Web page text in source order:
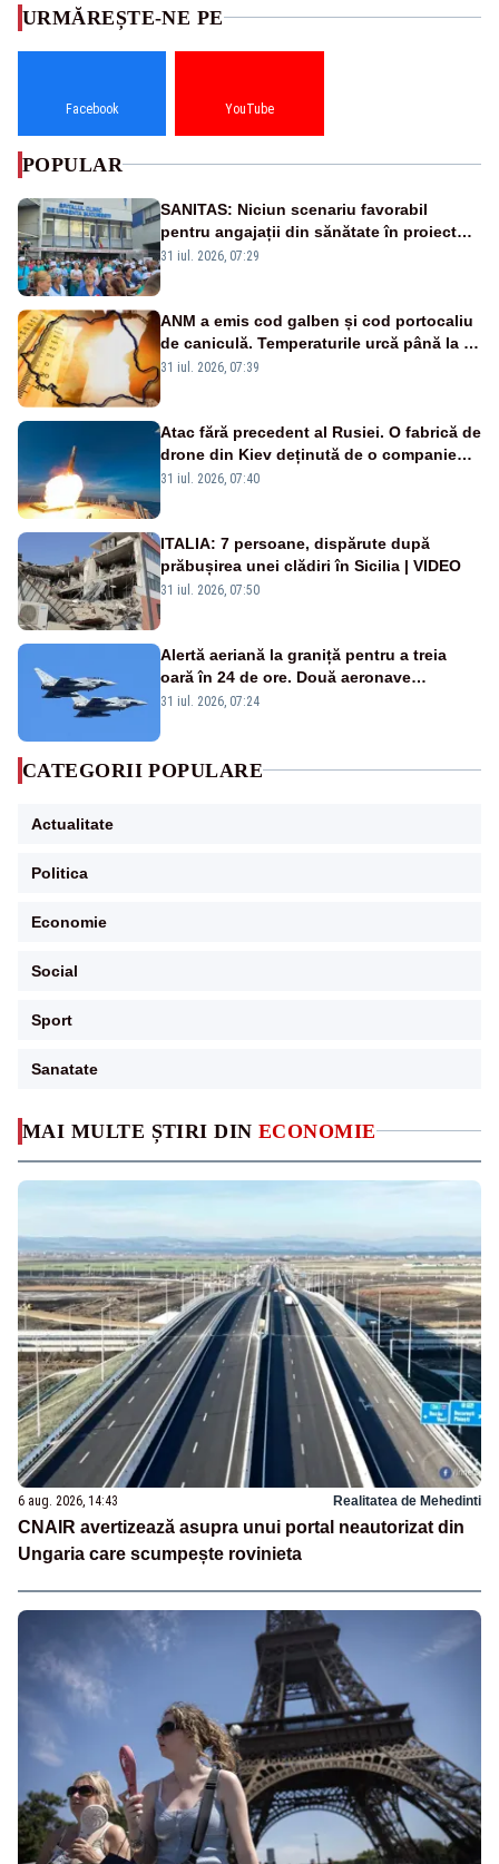
MAI MULTE ȘTIRI DIN ECONOMIE
6 aug. 2026, 14:43 Realitatea de Mehedinti
CNAIR avertizează asupra unui portal neautorizat din
Ungaria care scumpește rovinieta
URMĂREȘTE-NE PE
Facebook YouTube
POPULAR
SANITAS: Niciun scenariu favorabil
pentru angajații din sănătate în proiectul
Legii salarizării
31 iul. 2026, 07:29
ANM a emis cod galben și cod portocaliu
de caniculă. Temperaturile urcă până la 38
de grade, iar nopțile devin tropicale
31 iul. 2026, 07:39
Atac fără precedent al Rusiei. O fabrică de
drone din Kiev deținută de o companie
americană, distrusă de o rachetă
31 iul. 2026, 07:40
ITALIA: 7 persoane, dispărute după
prăbușirea unei clădiri în Sicilia | VIDEO
31 iul. 2026, 07:50
Alertă aeriană la graniță pentru a treia
oară în 24 de ore. Două aeronave
Eurofighter britanice au fost ridicate de la
31 iul. 2026, 07:24
CATEGORII POPULARE
Actualitate
Politica
Economie
Social
Sport
Sanatate